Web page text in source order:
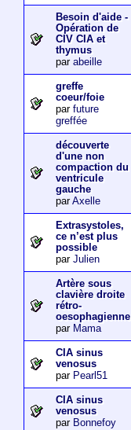
Besoin d'aide -
Opération de
CIV CIA et
thymus
par abeille
greffe
coeur/foie
par future
greffée
découverte
d'une non
compaction du
ventricule
gauche
parAxelle
Extrasystoles,
ce n’est plus
possible
par Julien
Artère sous
clavière droite
rétro-
oesophagienne
par Mama
CIA sinus
venosus
par Pearl51
CIA sinus
venosus
par Bonnefoy